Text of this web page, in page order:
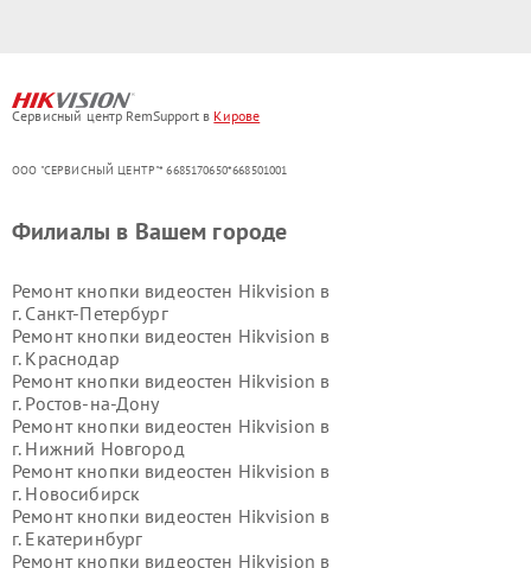
Сервисный центр RemSupport в Кирове
ООО "СЕРВИСНЫЙ ЦЕНТР"* 6685170650*668501001
Филиалы в Вашем городе
Ремонт кнопки видеостен Hikvision в
г. Санкт-Петербург
Ремонт кнопки видеостен Hikvision в
г. Краснодар
Ремонт кнопки видеостен Hikvision в
г. Ростов-на-Дону
Ремонт кнопки видеостен Hikvision в
г. Нижний Новгород
Ремонт кнопки видеостен Hikvision в
г. Новосибирск
Ремонт кнопки видеостен Hikvision в
г. Екатеринбург
Ремонт кнопки видеостен Hikvision в